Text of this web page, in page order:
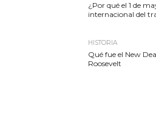
¿Por qué el 1 de
internacional del
HISTORIA
Qué fue el New
Roosevelt